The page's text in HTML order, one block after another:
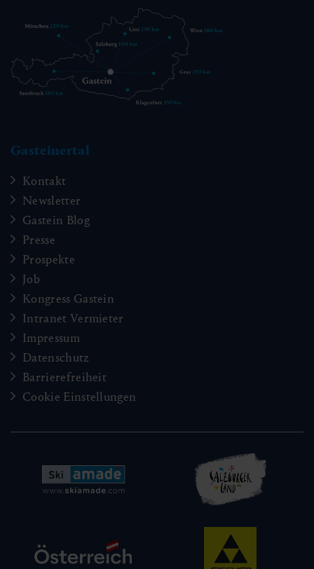
Gasteinertal
Kontakt
Newsletter
Gastein Blog
Presse
Prospekte
Job
Kongress Gastein
Intranet Vermieter
Impressum
Datenschutz
Barrierefreiheit
Cookie Einstellungen